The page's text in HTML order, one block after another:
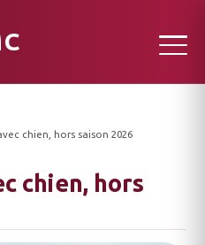
chien, hors saison 2026
chien, hors